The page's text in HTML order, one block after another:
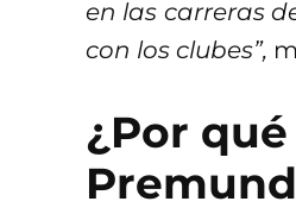
en las carreras
con los clubes”,
¿Por